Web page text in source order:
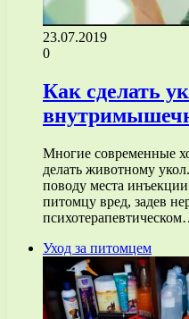
23.07.2019
0
Как сделать
Многие современные
делать животному
поводу места
питомцу вред, задев
Уход за питомцем